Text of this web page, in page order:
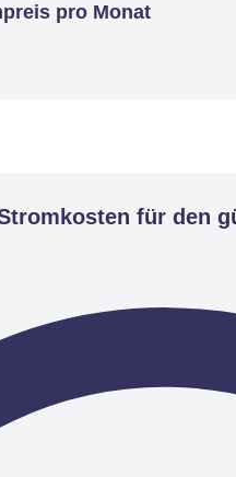
pro Monat
für den